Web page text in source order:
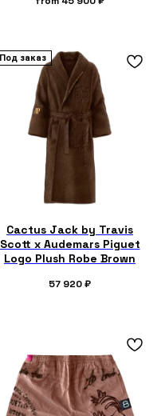
Под заказ
Cactus Jack by Travis
Scott x Audemars Piguet
Logo Plush Robe Brown
57 920₽